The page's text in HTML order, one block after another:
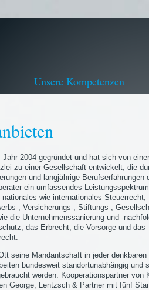
Unsere Kompetenzen
2004 gegründet und hat sich von einer
zu einer Gesellschaft entwickelt, die
und langjährige Berufserfahrungen
ein umfassendes
nationales wie internationales Steuerrecht,
, Versicherungs-, Stiftungs-,
die Unternehmenssanierung und -
das Erbrecht, die Vorsorge und das
seine Mandantschaft in jeder denkbaren
bundesweit standortunabhängig und
werden. Kooperationspartner von
George, Lentzsch & Partner mit fünf